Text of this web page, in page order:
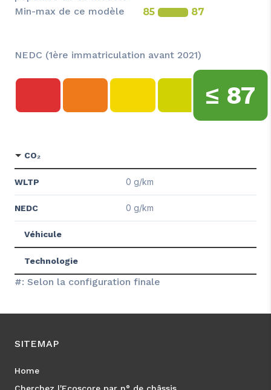
Min-max de ce modèle 85 87
NEDC (1ère immatriculation avant 2021)
≤ 87
CO₂
WLTP 0 g/km
NEDC 0 g/km
Véhicule
Technologie
#: Selon la configuration finale
SITEMAP
Home